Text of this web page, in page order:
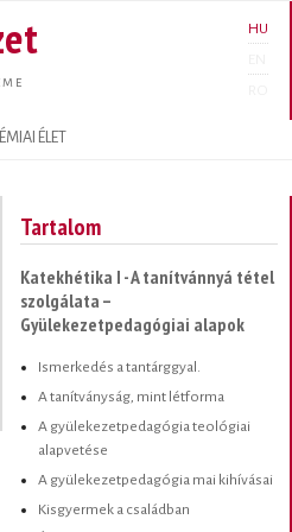
HU
ÉLET
Tartalom
Katekhétika I - A tanítvánnyá tétel
szolgálata –
Gyülekezetpedagógiai alapok
Ismerkedés a tantárggyal.
A tanítványság, mint létforma
A gyülekezetpedagógia teológiai
alapvetése
A gyülekezetpedagógia mai kihívásai
Kisgyermek a családban